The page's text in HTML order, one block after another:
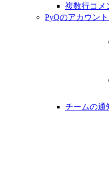
複数行コメ
PyQのアカウン
チームの通